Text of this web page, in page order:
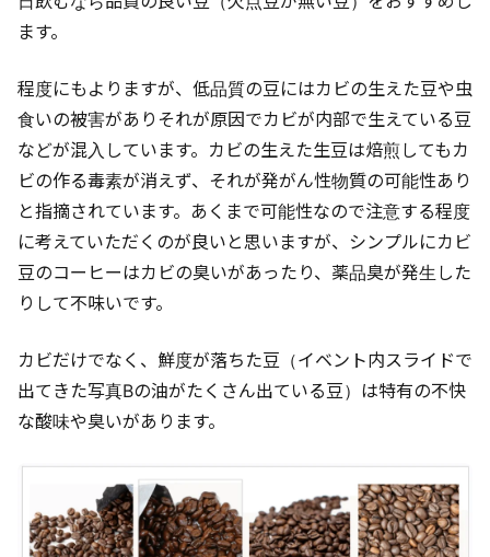
ます。
程度にもよりますが、低品質の豆にはカビの生えた豆や虫
食いの被害がありそれが原因でカビが内部で生えている豆
などが混入しています。カビの生えた生豆は焙煎してもカ
ビの作る毒素が消えず、それが発がん性物質の可能性あり
と指摘されています。あくまで可能性なので注意する程度
に考えていただくのが良いと思いますが、シンプルにカビ
豆のコーヒーはカビの臭いがあったり、薬品臭が発生した
りして不味いです。
カビだけでなく、鮮度が落ちた豆（イベント内スライドで
出てきた写真Bの油がたくさん出ている豆）は特有の不快
な酸味や臭いがあります。